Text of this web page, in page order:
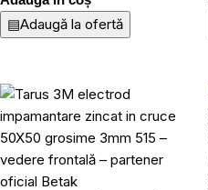
▤Adaugă la ofertă